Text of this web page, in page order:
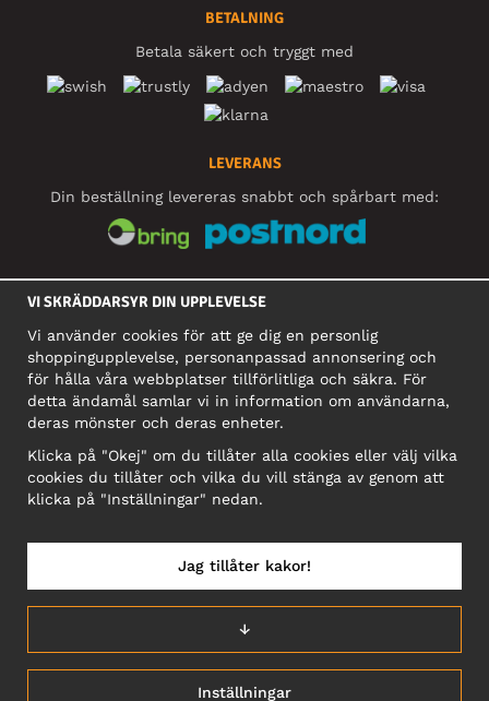
BETALNING
Betala säkert och tryggt med
LEVERANS
Din beställning levereras snabbt och spårbart med:
SOCIALA MEDIER
FÖRETAG
Motley Denim Europe OÜ
Narva mnt 5, EE-10117 Tallinn
Org: 12356245, Momsnummer: SE502090048501
OBS! Skicka inte varureturer till denna adress!
SVERIGE/SVENSKA
VI SKRÄDDARSYR DIN UPPLEVELSE
Vi använder cookies för att ge dig en personlig
shoppingupplevelse, personanpassad annonsering och
för hålla våra webbplatser tillförlitliga och säkra. För
detta ändamål samlar vi in information om användarna,
deras mönster och deras enheter.
Klicka på "Okej" om du tillåter alla cookies eller välj vilka
cookies du tillåter och vilka du vill stänga av genom att
klicka på "Inställningar" nedan.
Inställningar
↓
Jag tillåter kakor!